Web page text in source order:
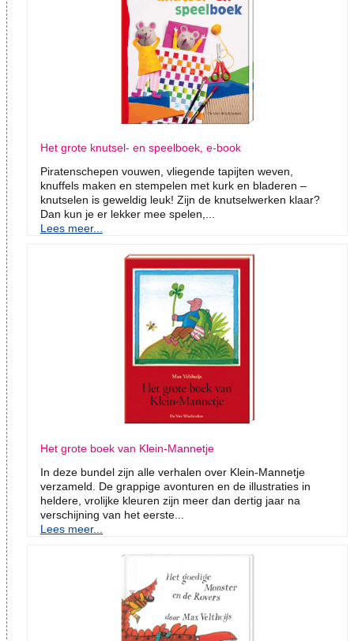
Het grote knutsel- en speelboek, e-book
Piratenschepen vouwen, vliegende tapijten weven,
knuffels maken en stempelen met kurk en bladeren –
knutselen is geweldig leuk! Zijn de knutselwerken klaar?
Dan kun je er lekker mee spelen,...
Lees meer...
Het grote boek van Klein-Mannetje
In deze bundel zijn alle verhalen over Klein-Mannetje
verzameld. De grappige avonturen en de illustraties in
heldere, vrolijke kleuren zijn meer dan dertig jaar na
verschijning van het eerste...
Lees meer...